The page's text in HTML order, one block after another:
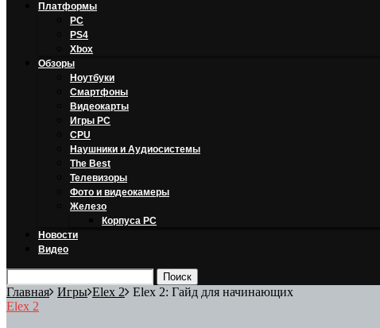
Платформы
PC
PS4
Xbox
Обзоры
Ноутбуки
Смартфоны
Видеокарты
Игры PC
CPU
Наушники и Аудиосистемы
The Best
Телевизоры
Фото и видеокамеры
Железо
Корпуса PC
Новости
Видео
Главная Игры Elex 2
Elex 2: Гайд для начинающих
Elex 2